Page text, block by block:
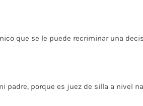
que se le puede recriminar una
porque es juez de silla a nivel